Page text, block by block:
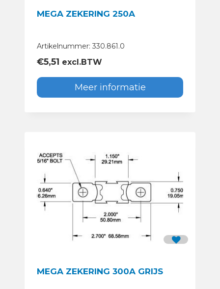
MEGA ZEKERING 250A
Artikelnummer: 330.861.0
€5,51 excl.BTW
Meer informatie
MEGA ZEKERING 300A GRIJS